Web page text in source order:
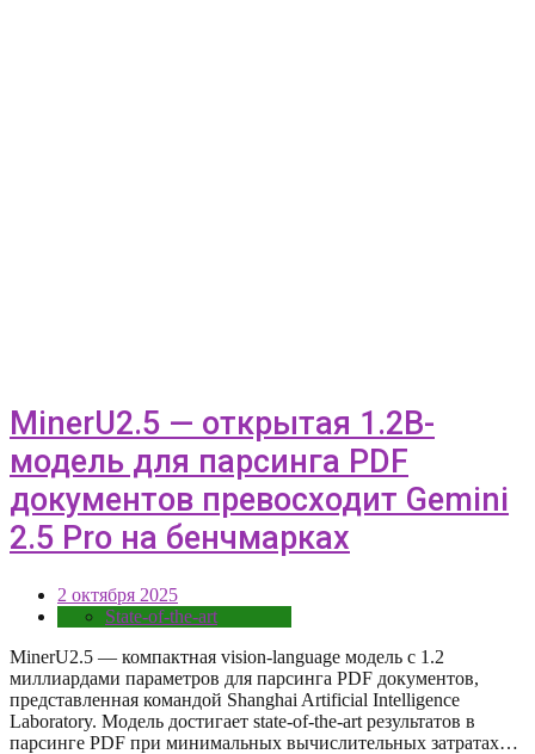
MinerU2.5 — открытая 1.2B-
модель для парсинга PDF
документов превосходит Gemini
2.5 Pro на бенчмарках
2 октября 2025
State-of-the-art
MinerU2.5 — компактная vision-language модель с 1.2
миллиардами параметров для парсинга PDF документов,
представленная командой Shanghai Artificial Intelligence
Laboratory. Модель достигает state-of-the-art результатов в
парсинге PDF при минимальных вычислительных затратах…